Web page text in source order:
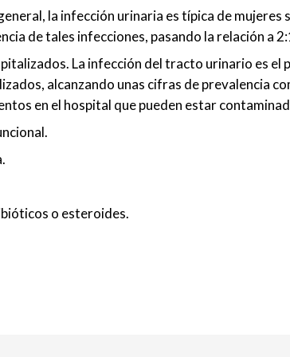
la infección urinaria es típica de
de tales infecciones, pasando la relación a
La infección del tracto urinario es el
alcanzando unas cifras de prevalencia
en el hospital que pueden estar
o esteroides.